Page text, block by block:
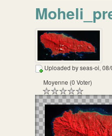
Uploaded byseas-oi,
Moyenne (0 Voter)